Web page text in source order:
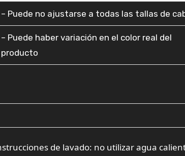
– Puede no ajustarse a todas las tallas de
– Puede haber variación en el color real del
producto
de lavado: no utilizar agua